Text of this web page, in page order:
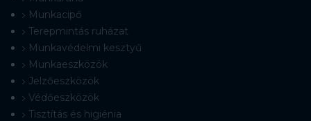
Munkacipő
Terepmintás ruházat
Munkavédelmi kesztyű
Munkaeszközök
Jelzőeszközök
Védőeszközök
Tisztítás és higiénia